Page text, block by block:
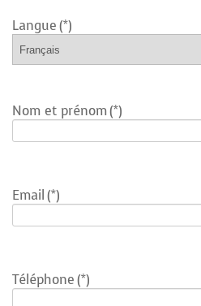
Langue(*)
Nom et prénom(*)
Email (*)
Téléphone(*)